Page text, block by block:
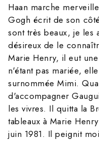
Haan marche
Gogh écrit de son
sont très beaux, je les
désireux de le
Marie Henry, il eut
n'étant pas mariée,
surnommée Mimi.
d'accompagner
les vivres. Il quitta la
tableaux à Marie
juin 1981. Il peignit